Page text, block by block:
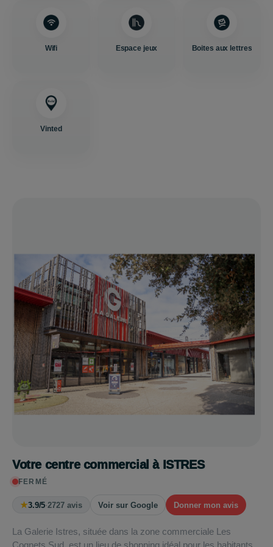
Wifi Espace jeux Boites aux lettres
Vinted
Votre centre commercial à ISTRES
FERMÉ
★3.9/5·2727 avis Voir sur Google Donner mon avis
La Galerie Istres, située dans la zone commerciale Les
Cognets Sud, est un lieu de shopping idéal pour les habitants